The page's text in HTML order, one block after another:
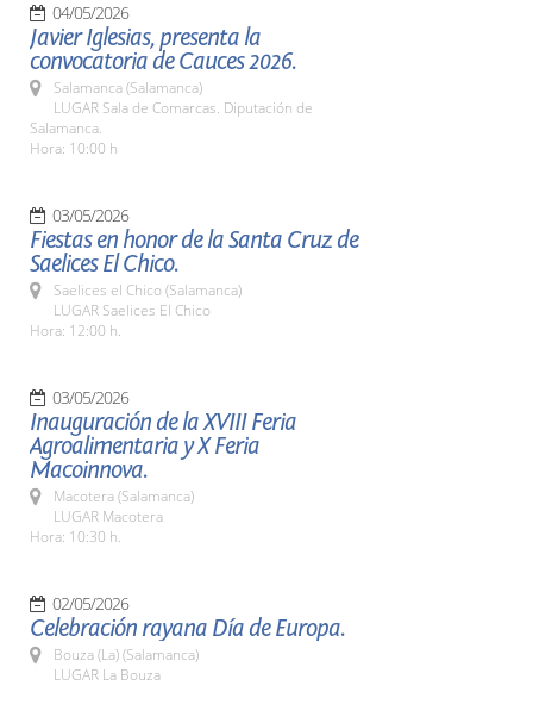
04/05/2026
Javier Iglesias, presenta la
convocatoria de Cauces 2026.
Salamanca (Salamanca)
LUGAR Sala de Comarcas. Diputación de
Salamanca.
Hora: 10:00 h
03/05/2026
Fiestas en honor de la Santa Cruz de
Saelices El Chico.
Saelices el Chico (Salamanca)
LUGAR Saelices El Chico
Hora: 12:00 h.
03/05/2026
Inauguración de la XVIII Feria
Agroalimentaria y X Feria
Macoinnova.
Macotera (Salamanca)
LUGAR Macotera
Hora: 10:30 h.
02/05/2026
Celebración rayana Día de Europa.
Bouza (La) (Salamanca)
LUGAR La Bouza